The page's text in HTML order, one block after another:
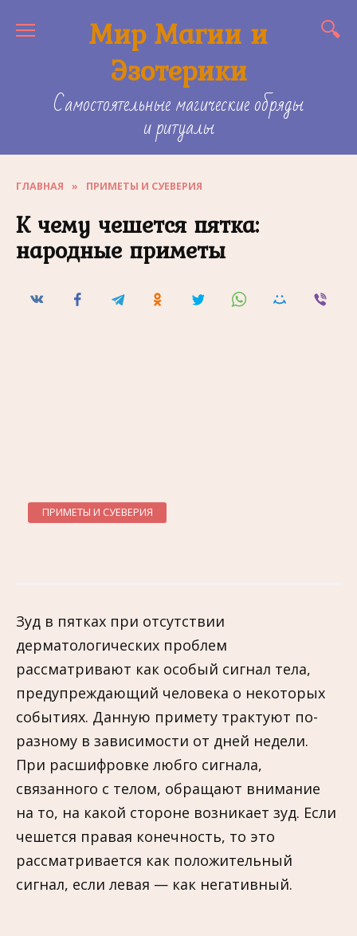
Мир Магии и
Эзотерики
Самостоятельные магические обряды
и ритуалы
ГЛАВНАЯ » ПРИМЕТЫ И СУЕВЕРИЯ
К чему чешется пятка:
народные приметы
ПРИМЕТЫ И СУЕВЕРИЯ
Зуд в пятках при отсутствии
дерматологических проблем
рассматривают как особый сигнал тела,
предупреждающий человека о некоторых
событиях. Данную примету трактуют по-
разному в зависимости от дней недели.
При расшифровке любго сигнала,
связанного с телом, обращают внимание
на то, на какой стороне возникает зуд. Если
чешется правая конечность, то это
рассматривается как положительный
сигнал, если левая — как негативный.